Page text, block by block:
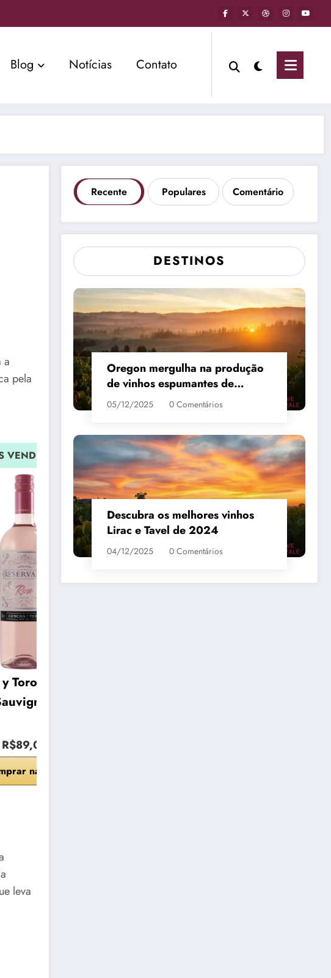
Blog Notícias Contato
a
pela
VENDIDO #3
Toro Cabernet
R$89,00
na Amazon
MAIS VENDIDO #4
leva
Recente Populares Comentário
DESTINOS
Oregon mergulha na produção
de vinhos espumantes de
qualidade
05/12/2025 0 Comentários
Descubra os melhores vinhos
Lirac e Tavel de 2024
04/12/2025 0 Comentários